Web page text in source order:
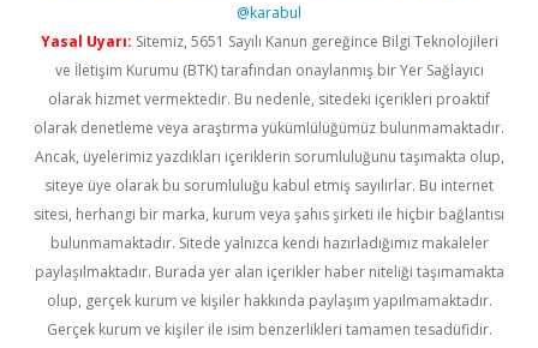
@karabul
Yasal Uyarı: Sitemiz, 5651 Sayılı Kanun gereğince Bilgi Teknolojileri
ve İletişim Kurumu (BTK) tarafından onaylanmış bir Yer Sağlayıcı
olarak hizmet vermektedir. Bu nedenle, sitedeki içerikleri proaktif
olarak denetleme veya araştırma yükümlülüğümüz bulunmamaktadır.
Ancak, üyelerimiz yazdıkları içeriklerin sorumluluğunu taşımakta olup,
siteye üye olarak bu sorumluluğu kabul etmiş sayılırlar. Bu internet
sitesi, herhangi bir marka, kurum veya şahıs şirketi ile hiçbir bağlantısı
bulunmamaktadır. Sitede yalnızca kendi hazırladığımız makaleler
paylaşılmaktadır. Burada yer alan içerikler haber niteliği taşımamakta
olup, gerçek kurum ve kişiler hakkında paylaşım yapılmamaktadır.
Gerçek kurum ve kişiler ile isim benzerlikleri tamamen tesadüfidir.